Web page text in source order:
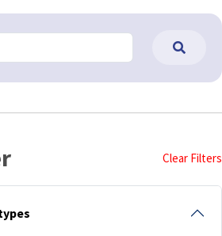
Clear Filters